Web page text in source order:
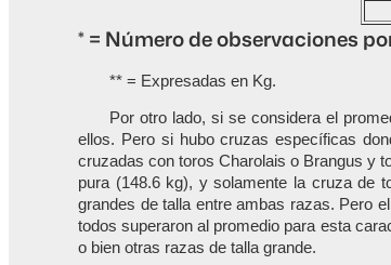
* = Número de observaciones
** = Expresadas en Kg.
Por otro lado, si se considera el
ellos. Pero si hubo cruzas específicas
cruzadas con toros Charolais o Brangus y
pura (148.6 kg), y solamente la cruza de
grandes de talla entre ambas razas. Pero
todos superaron al promedio para esta
o bien otras razas de talla grande.